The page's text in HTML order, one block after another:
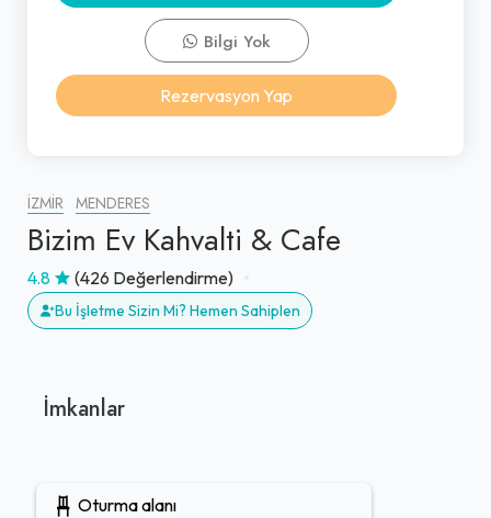
İZMIR MENDERES
Bizim Ev Kahvalti & Cafe
4.8 (426 Değerlendirme)
Bu İşletme Sizin Mi? Hemen Sahiplen
İmkanlar
Oturma alanı
Bilgi Yok
Rezervasyon Yap